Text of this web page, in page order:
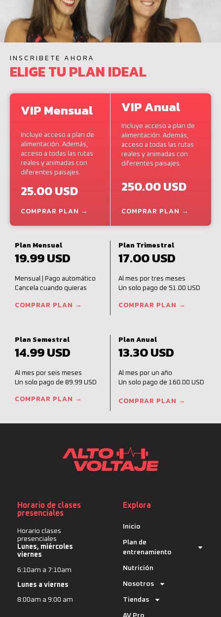
INSCRIBETE AHORA
ELIGE TU PLAN IDEAL
VIP Mensual
Incluye acceso a plan de
alimentación. Además,
acceso a todas las rutas
reales y animadas con
diferentes paisajes.
25.00 USD
COMPRAR PLAN →
VIP Anual
Incluye acceso a plan de
alimentación. Además,
acceso a todas las rutas
reales y animadas con
diferentes paisajes.
250.00 USD
COMPRAR PLAN →
Plan Mensual
19.99 USD
Mensual | Pago automático
Cancela cuando quieras
COMPRAR PLAN →
Plan Trimestral
17.00 USD
Al mes por tres meses
Un solo pago de 51.00 USD
COMPRAR PLAN →
Plan Semestral
14.99 USD
Al mes por seis meses
Un solo pago de 89.99 USD
COMPRAR PLAN →
Plan Anual
13.30 USD
Al mes por un año
Un solo pago de 160.00 USD
COMPRAR PLAN →
Horario de clases
presenciales
Horario clases
presenciales
Lunes, miércoles
viernes
6:10am a 7:10am
Lunes a viernes
8:00am a 9:00 am
Explora
Inicio
Plan de
entrenamiento
Nutrición
Nosotros
Tiendas